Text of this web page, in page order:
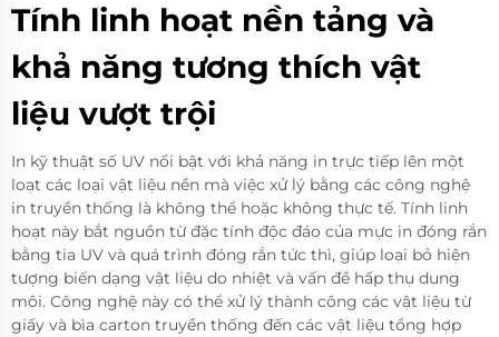
Tính linh hoạt nền tảng và
khả năng tương thích vật
liệu vượt trội
In kỹ thuật số UV nổi bật với khả năng in trực tiếp lên một
loạt các loại vật liệu nền mà việc xử lý bằng các công nghệ
in truyền thống là không thể hoặc không thực tế. Tính linh
hoạt này bắt nguồn từ đặc tính độc đáo của mực in đóng rắn
bằng tia UV và quá trình đóng rắn tức thì, giúp loại bỏ hiện
tượng biến dạng vật liệu do nhiệt và vấn đề hấp thụ dung
môi. Công nghệ này có thể xử lý thành công các vật liệu từ
giấy và bìa carton truyền thống đến các vật liệu tổng hợp